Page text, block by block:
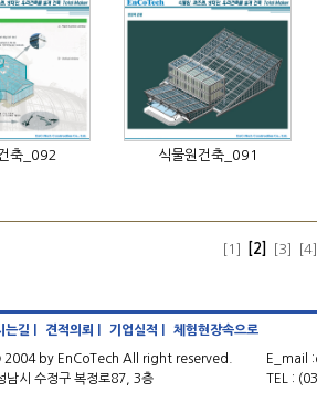
축_092 식물원건축_091
[1] [2] [3] [4]
는길 | 견적의뢰 | 기업실적 | 체험현장속으로
by EnCoTech All right reserved.
남시 수정구 복정로87, 3층
E_mail
TEL :